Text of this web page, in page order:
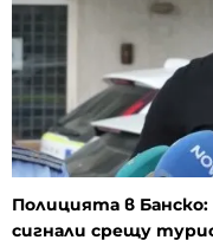
Полицията в
сигнали срещу